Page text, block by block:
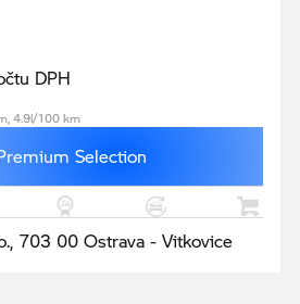
DPH
4.9l/100 km
Selection
703 00 Ostrava - Vitkovice